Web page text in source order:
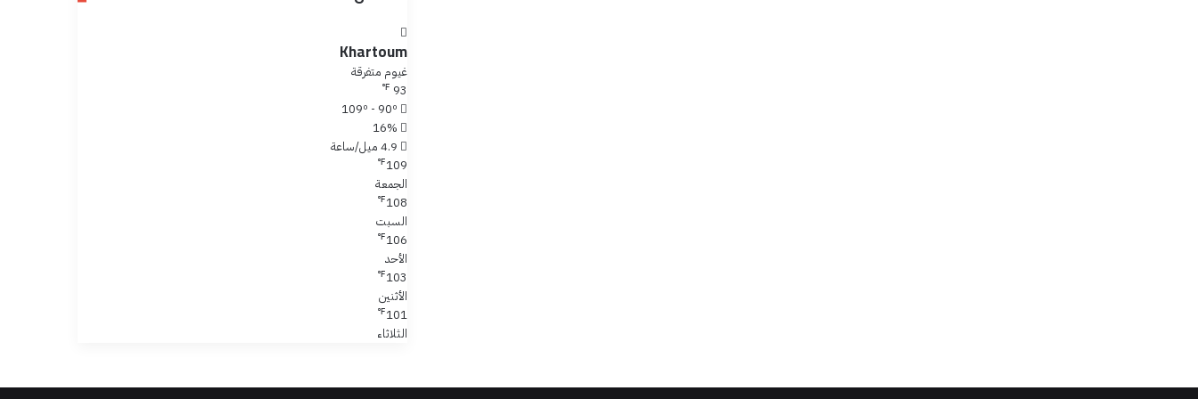
Khartoum
غيوم متفرقة
93
℉
16%
4.9 ميل/ساعة
109
℉
الجمعة
108
℉
السبت
106
℉
الأحد
103
℉
الأثنين
101
℉
الثلاثاء